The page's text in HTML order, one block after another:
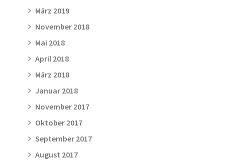
März 2019
November 2018
Mai 2018
April 2018
März 2018
Januar 2018
November 2017
Oktober 2017
September 2017
August 2017